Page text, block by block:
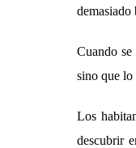
demasiado
Cuando
sino que lo
Los
descubrir